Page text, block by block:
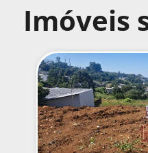
Imóveis